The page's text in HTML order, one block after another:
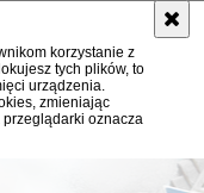
korzystanie z
tych plików, to
urządzenia.
zmieniając
oznacza